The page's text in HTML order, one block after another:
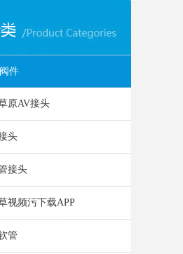
件
原AV接头
头
接头
视频污下载APP
管